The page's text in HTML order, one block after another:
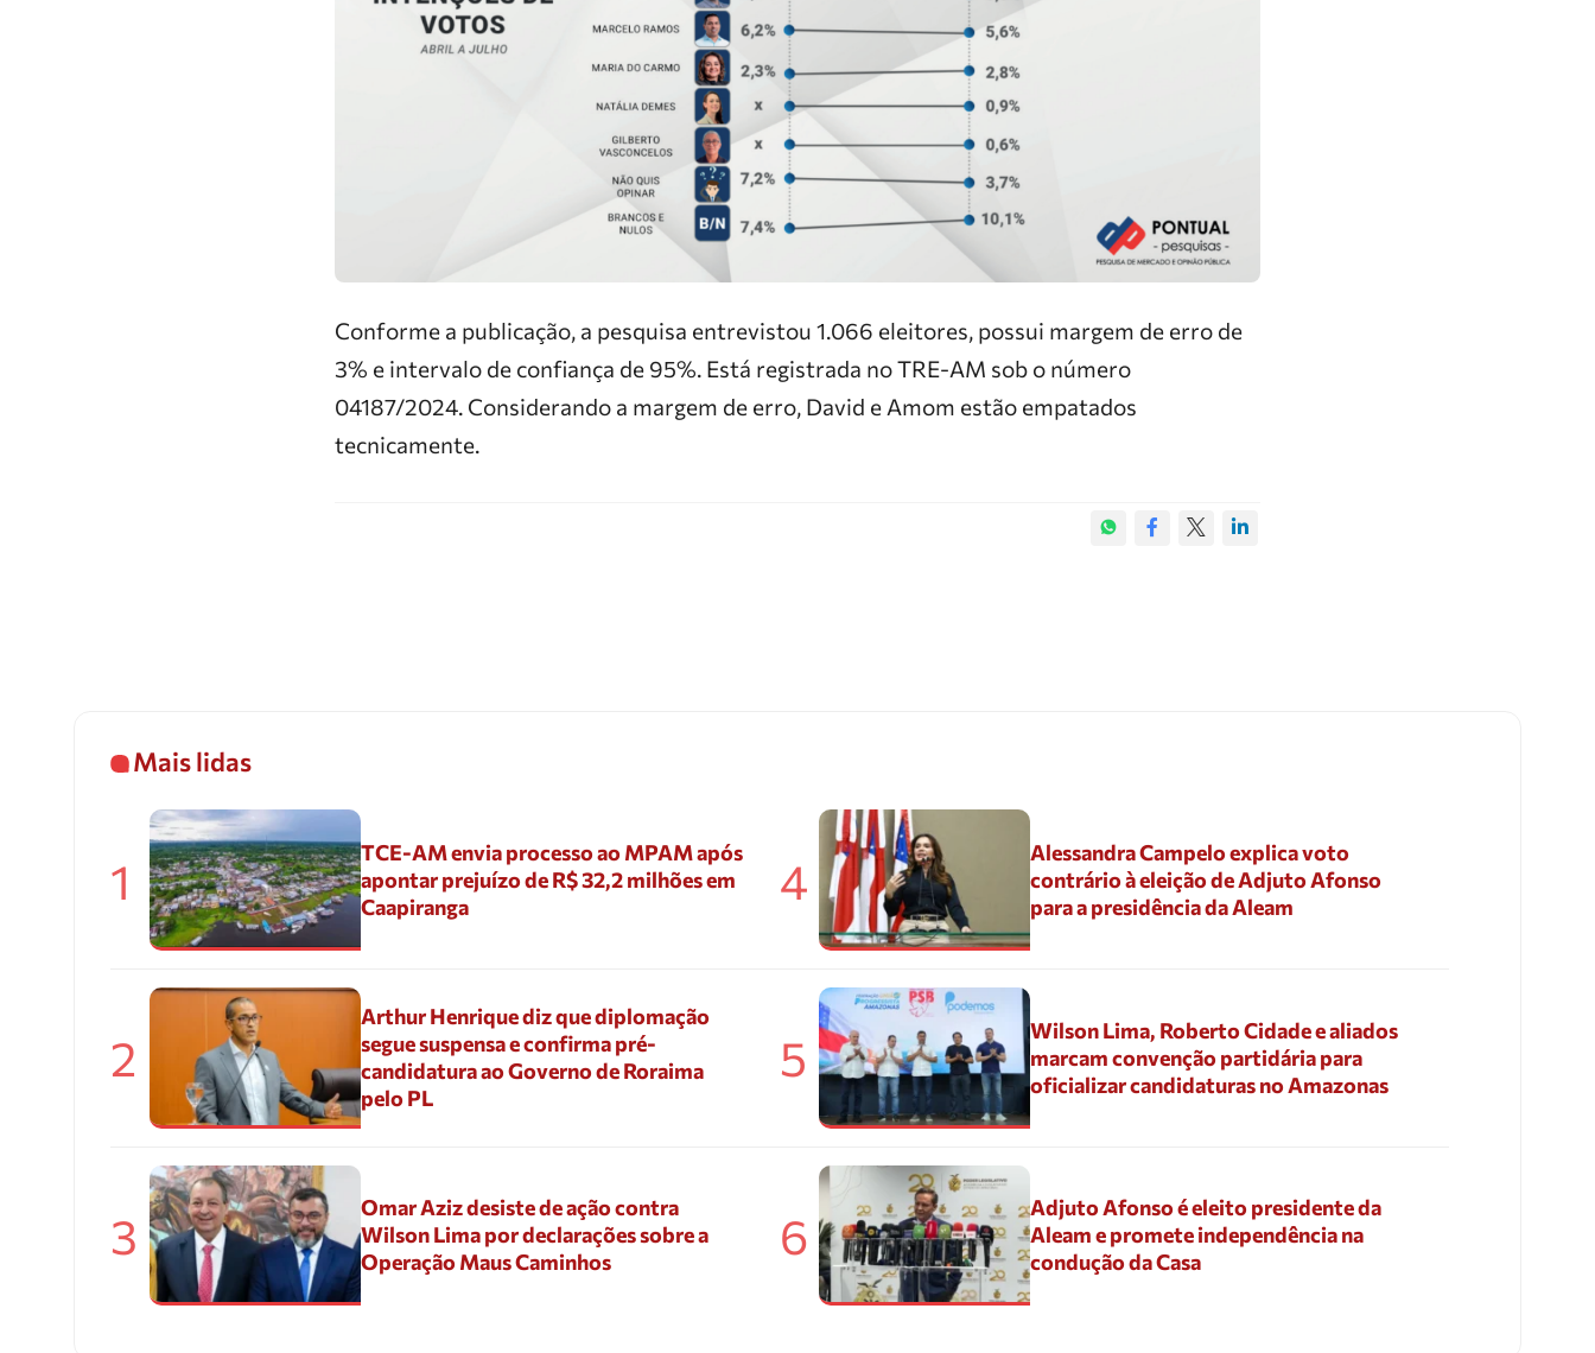
Conforme a publicação, a pesquisa entrevistou 1.066 eleitores, possui margem de erro de
3% e intervalo de confiança de 95%. Está registrada no TRE-AM sob o número
04187/2024. Considerando a margem de erro, David e Amom estão empatados
tecnicamente.
Mais lidas
1
TCE-AM envia processo ao MPAM após
apontar prejuízo de R$ 32,2 milhões em
Caapiranga
2
Arthur Henrique diz que diplomação
segue suspensa e confirma pré-
candidatura ao Governo de Roraima
pelo PL
3
Omar Aziz desiste de ação contra
Wilson Lima por declarações sobre a
Operação Maus Caminhos
4
Alessandra Campelo explica voto
contrário à eleição de Adjuto Afonso
para a presidência da Aleam
5
Wilson Lima, Roberto Cidade e aliados
marcam convenção partidária para
oficializar candidaturas no Amazonas
6
Adjuto Afonso é eleito presidente da
Aleam e promete independência na
condução da Casa